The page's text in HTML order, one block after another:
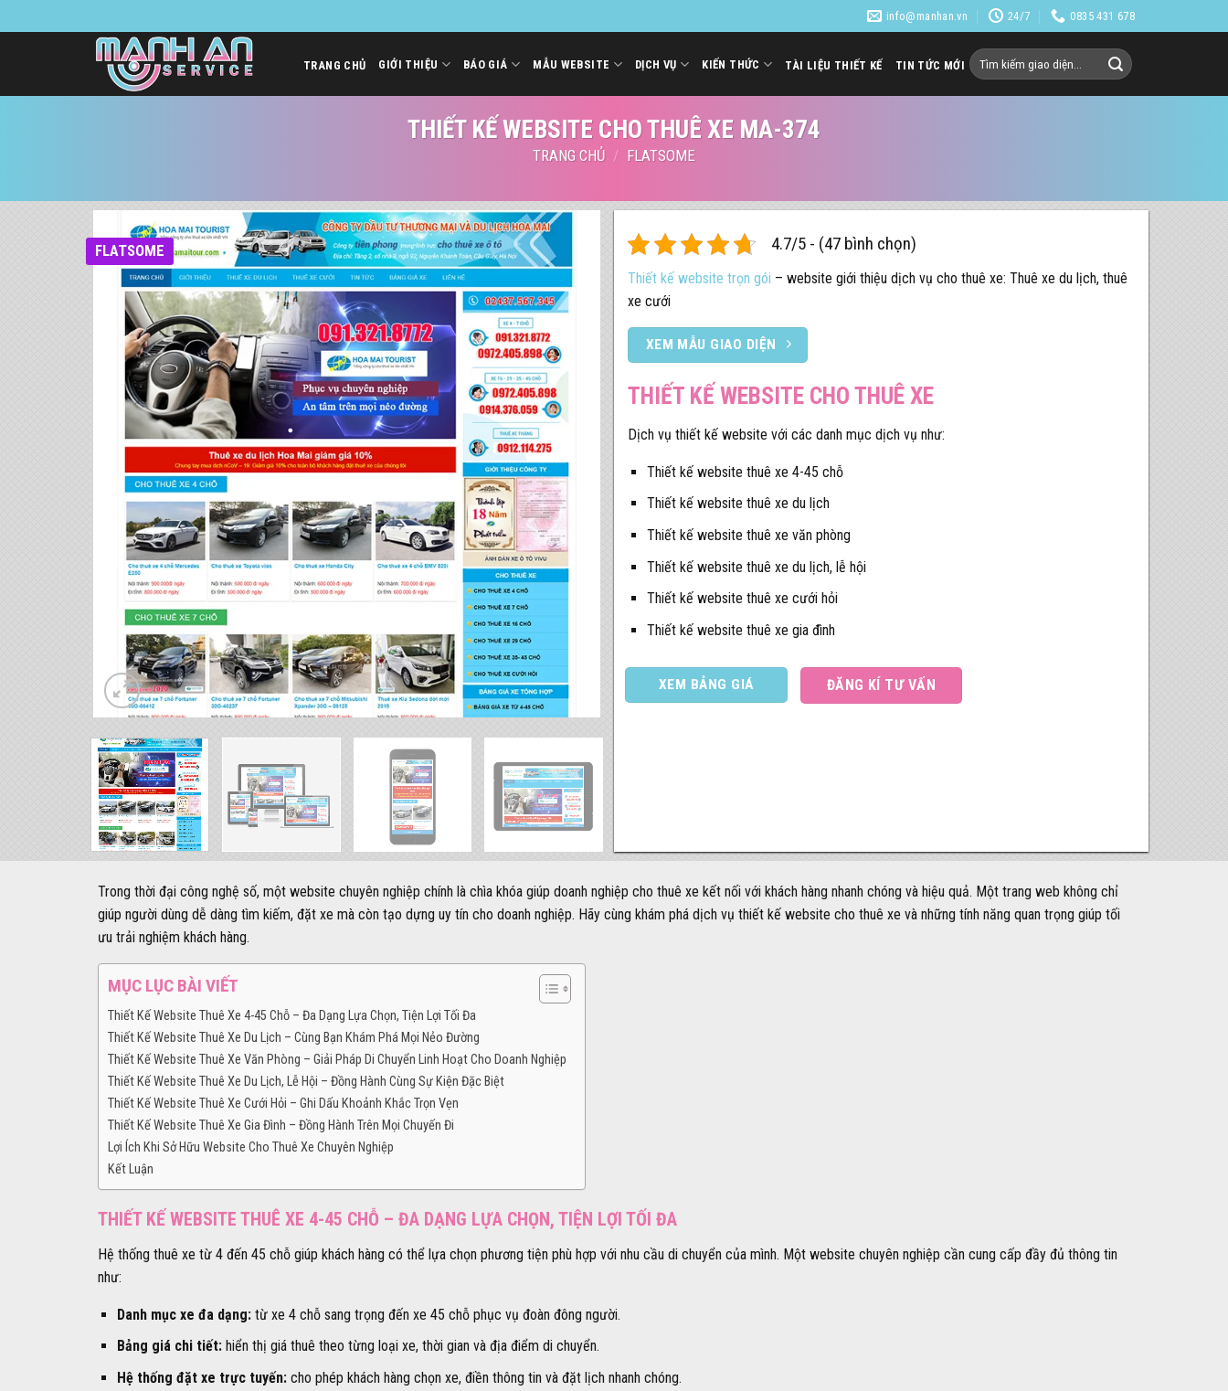
qua
info@manhan.vn 24/7 0835 431 678
TRANG CHỦ GIỚI THIỆU BÁO GIÁ MẪU WEBSITE DỊCH VỤ KIẾN THỨC TÀI LIỆU THIẾT KẾ TIN TỨC MỚI Tìm
THIẾT KẾ WEBSITE CHO THUÊ XE MA-374
TRANG CHỦ / FLATSOME
FLATSOME 4.7/5 - (47 bình chọn)
Thiết kế website trọn gói – website giới thiệu dịch vụ cho thuê xe: Thuê xe du lịch, thuê
xe cưới
XEM MẪU GIAO DIỆN
THIẾT KẾ WEBSITE CHO THUÊ XE
Dịch vụ thiết kế website với các danh mục dịch vụ như:
Thiết kế website thuê xe 4-45 chỗ
Thiết kế website thuê xe du lịch
Thiết kế website thuê xe văn phòng
Thiết kế website thuê xe du lịch, lễ hội
Thiết kế website thuê xe cưới hỏi
Thiết kế website thuê xe gia đình
XEM BẢNG GIÁ ĐĂNG KÍ TƯ VẤN
Trong thời đại công nghệ số, một website chuyên nghiệp chính là chìa khóa giúp doanh nghiệp cho thuê xe kết nối với khách hàng nhanh chóng và hiệu quả. Một trang web không chỉ
giúp người dùng dễ dàng tìm kiếm, đặt xe mà còn tạo dựng uy tín cho doanh nghiệp. Hãy cùng khám phá dịch vụ thiết kế website cho thuê xe và những tính năng quan trọng giúp tối
ưu trải nghiệm khách hàng.
MỤC LỤC BÀI VIẾT
Thiết Kế Website Thuê Xe 4-45 Chỗ – Đa Dạng Lựa Chọn, Tiện Lợi Tối Đa
Thiết Kế Website Thuê Xe Du Lịch – Cùng Bạn Khám Phá Mọi Nẻo Đường
Thiết Kế Website Thuê Xe Văn Phòng – Giải Pháp Di Chuyển Linh Hoạt Cho Doanh Nghiệp
Thiết Kế Website Thuê Xe Du Lịch, Lễ Hội – Đồng Hành Cùng Sự Kiện Đặc Biệt
Thiết Kế Website Thuê Xe Cưới Hỏi – Ghi Dấu Khoảnh Khắc Trọn Vẹn
Thiết Kế Website Thuê Xe Gia Đình – Đồng Hành Trên Mọi Chuyến Đi
Lợi Ích Khi Sở Hữu Website Cho Thuê Xe Chuyên Nghiệp
Kết Luận
THIẾT KẾ WEBSITE THUÊ XE 4-45 CHỖ – ĐA DẠNG LỰA CHỌN, TIỆN LỢI TỐI ĐA
Hệ thống thuê xe từ 4 đến 45 chỗ giúp khách hàng có thể lựa chọn phương tiện phù hợp với nhu cầu di chuyển của mình. Một website chuyên nghiệp cần cung cấp đầy đủ thông tin
như:
Danh mục xe đa dạng:từ xe 4 chỗ sang trọng đến xe 45 chỗ phục vụ đoàn đông người.
Bảng giá chi tiết:hiển thị giá thuê theo từng loại xe, thời gian và địa điểm di chuyển.
Hệ thống đặt xe trực tuyến:cho phép khách hàng chọn xe, điền thông tin và đặt lịch nhanh chóng.